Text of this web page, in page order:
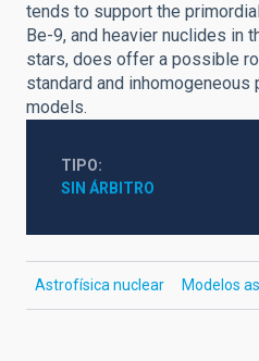
tends to support the
Be-9, and heavier nuclides in
stars, does offer a possible
standard and
models.
TIPO
SIN ÁRBITRO
Astrofísica nuclear Modelos